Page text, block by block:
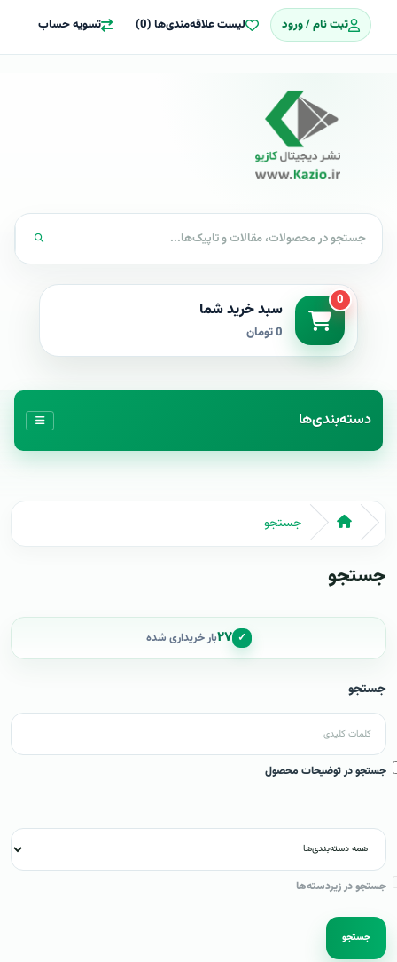
ثبت نام / ورود لیست علاقه‌مندی‌ها (0) تسویه حساب
0 سبد خرید شما
0 تومان
دسته‌بندی‌ها
جستجو
جستجو
✓ ۲۷بار خریداری شده
جستجو
جستجو در توضیحات محصول
جستجو در زیردسته‌ها
جستجو